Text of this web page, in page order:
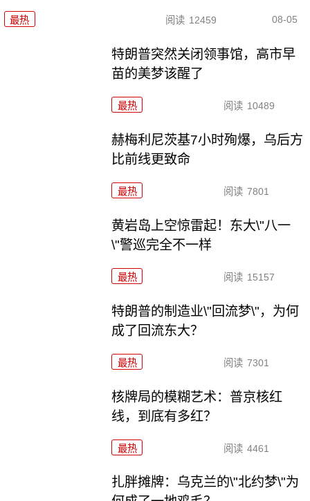
最热 阅读 12459 08-05
特朗普突然关闭领事馆，高市早
苗的美梦该醒了
最热 阅读 10489
赫梅利尼茨基7小时殉爆，乌后方
比前线更致命
最热 阅读 7801
黄岩岛上空惊雷起！东大\"八一
\"警巡完全不一样
最热 阅读 15157
特朗普的制造业\"回流梦\"，为何
成了回流东大？
最热 阅读 7301
核牌局的模糊艺术：普京核红
线，到底有多红？
最热 阅读 4461
扎胖摊牌：乌克兰的\"北约梦\"为